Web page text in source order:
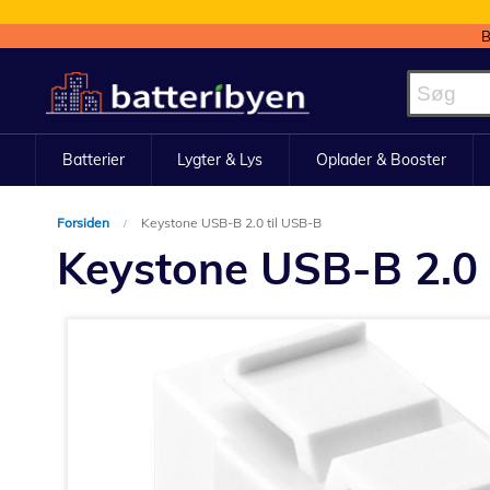
to
Content
Batterier Lygter & Lys Oplader & Booster
Forsiden Keystone USB-B 2.0 til USB-B
Keystone USB-B